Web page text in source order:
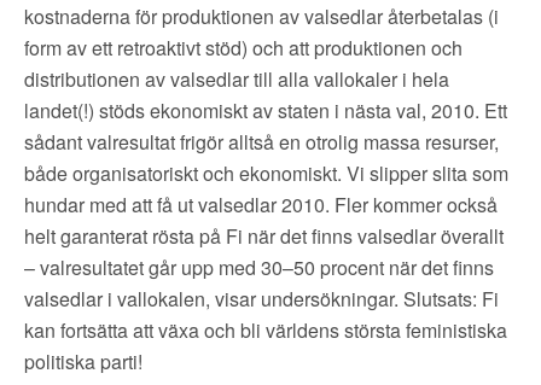
kostnaderna för produktionen av valsedlar återbetalas (i
form av ett retroaktivt stöd) och att produktionen och
distributionen av valsedlar till alla vallokaler i hela
landet(!) stöds ekonomiskt av staten i nästa val, 2010. Ett
sådant valresultat frigör alltså en otrolig massa resurser,
både organisatoriskt och ekonomiskt. Vi slipper slita som
hundar med att få ut valsedlar 2010. Fler kommer också
helt garanterat rösta på Fi när det finns valsedlar överallt
– valresultatet går upp med 30–50 procent när det finns
valsedlar i vallokalen, visar undersökningar. Slutsats: Fi
kan fortsätta att växa och bli världens största feministiska
politiska parti!